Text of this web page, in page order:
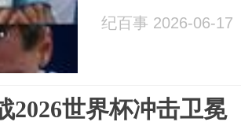
纪百事 2026-06-17
2026世界杯冲击卫冕